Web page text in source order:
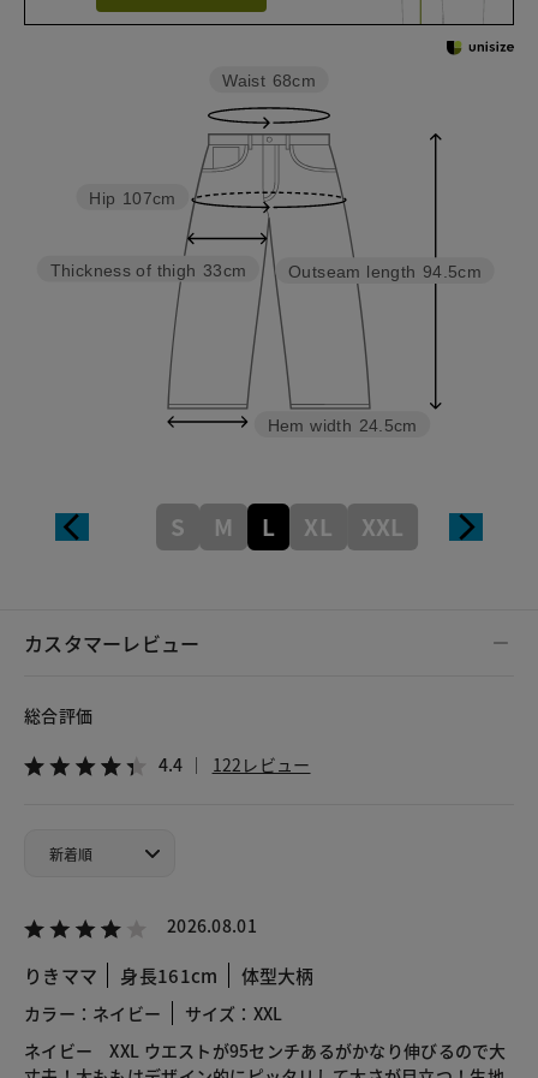
Outseam length 94.5cm
Hem width 24.5cm
Thickness of thigh 33cm
Hip 107cm
Waist 68cm
S M L XL XXL
カスタマーレビュー
総合評価
4.4 122レビュー
2026.08.01
りきママ 身長161cm 体型大柄
カラー：ネイビー
サイズ：XXL
ネイビー XXL ウエストが95センチあるがかなり伸びるので大